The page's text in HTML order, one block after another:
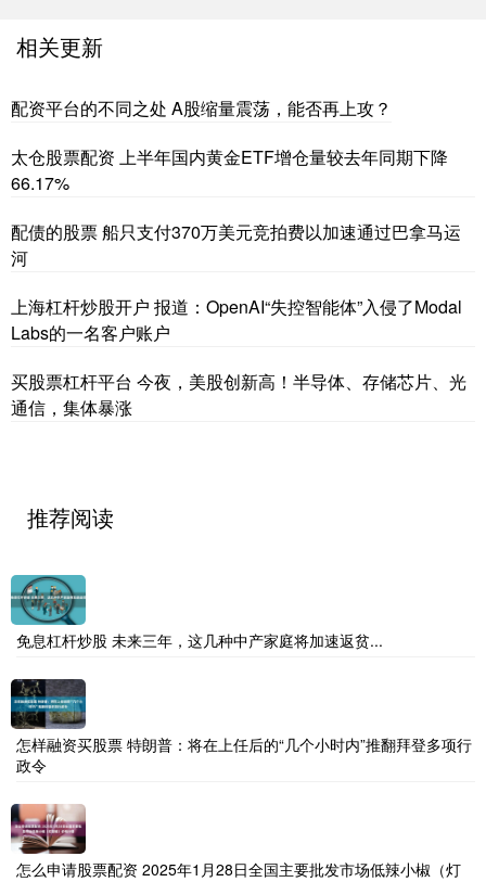
相关更新
配资平台的不同之处 A股缩量震荡，能否再上攻？
太仓股票配资 上半年国内黄金ETF增仓量较去年同期下降
66.17%
配债的股票 船只支付370万美元竞拍费以加速通过巴拿马运
河
上海杠杆炒股开户 报道：OpenAI“失控智能体”入侵了Modal
Labs的一名客户账户
买股票杠杆平台 今夜，美股创新高！半导体、存储芯片、光
通信，集体暴涨
推荐阅读
免息杠杆炒股 未来三年，这几种中产家庭将加速返贫...
怎样融资买股票 特朗普：将在上任后的“几个小时内”推翻拜登多项行
政令
怎么申请股票配资 2025年1月28日全国主要批发市场低辣小椒（灯